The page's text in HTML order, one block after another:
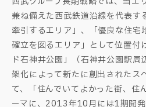
兼ね備えた西武鉄道沿線を代表す
牽引するエリア」、「優良な住宅
確立を図るエリア」として位置付
ド石神井公園」（石神井公園駅
架化によって新たに創出されたス
て、「住んでいてよかった街、住
ーマに、2013年10月には1期開